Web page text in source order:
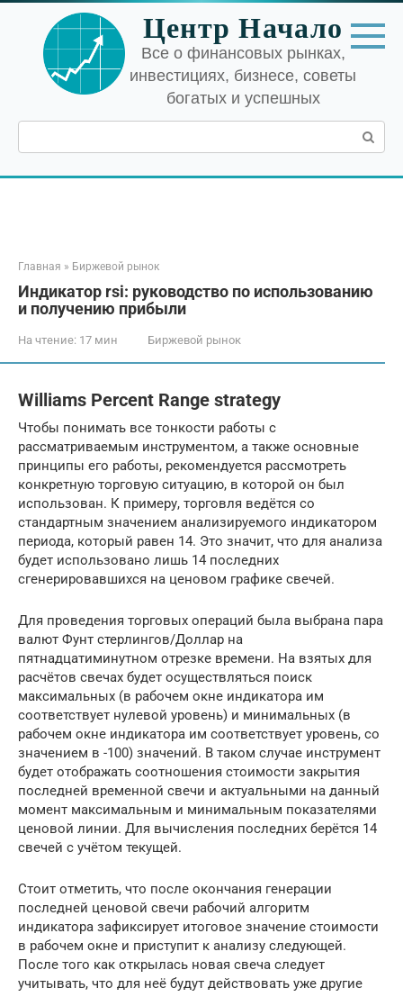
Перейти
контенту
Центр Начало
Все о финансовых рынках,
инвестициях, бизнесе, советы
богатых и успешных
Поиск:
Главная » Биржевой рынок
Индикатор rsi: руководство по использованию
и получению прибыли
На чтение: 17 мин Биржевой рынок
Williams Percent Range strategy
Чтобы понимать все тонкости работы с
рассматриваемым инструментом, а также основные
принципы его работы, рекомендуется рассмотреть
конкретную торговую ситуацию, в которой он был
использован. К примеру, торговля ведётся со
стандартным значением анализируемого индикатором
периода, который равен 14. Это значит, что для анализа
будет использовано лишь 14 последних
сгенерировавшихся на ценовом графике свечей.
Для проведения торговых операций была выбрана пара
валют Фунт стерлингов/Доллар на
пятнадцатиминутном отрезке времени. На взятых для
расчётов свечах будет осуществляться поиск
максимальных (в рабочем окне индикатора им
соответствует нулевой уровень) и минимальных (в
рабочем окне индикатора им соответствует уровень, со
значением в -100) значений. В таком случае инструмент
будет отображать соотношения стоимости закрытия
последней временной свечи и актуальными на данный
момент максимальным и минимальным показателями
ценовой линии. Для вычисления последних берётся 14
свечей с учётом текущей.
Стоит отметить, что после окончания генерации
последней ценовой свечи рабочий алгоритм
индикатора зафиксирует итоговое значение стоимости
в рабочем окне и приступит к анализу следующей.
После того как открылась новая свеча следует
учитывать, что для неё будут действовать уже другие